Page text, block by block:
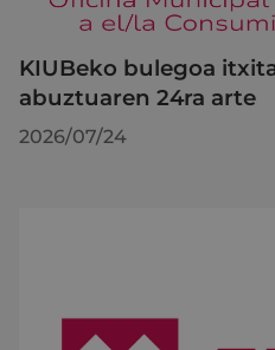
KIUBeko bulegoa
abuztuaren 24ra arte
2026/07/24